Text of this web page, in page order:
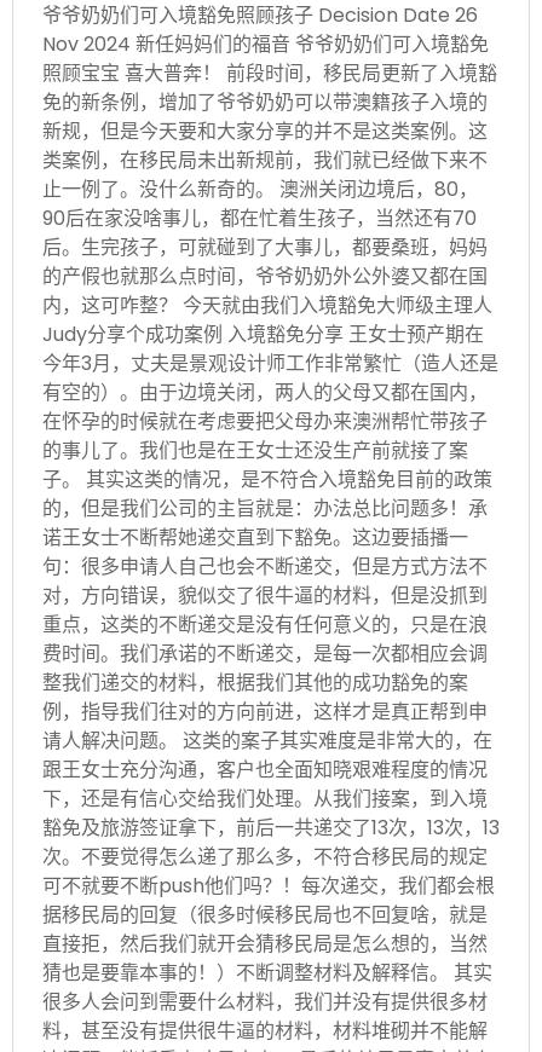
爷爷奶奶们可入境豁免照顾孩子 Decision Date 26
Nov 2024 新任妈妈们的福音 爷爷奶奶们可入境豁免
照顾宝宝 喜大普奔！ 前段时间，移民局更新了入境豁
免的新条例，增加了爷爷奶奶可以带澳籍孩子入境的
新规，但是今天要和大家分享的并不是这类案例。这
类案例，在移民局未出新规前，我们就已经做下来不
止一例了。没什么新奇的。 澳洲关闭边境后，80，
90后在家没啥事儿，都在忙着生孩子，当然还有70
后。生完孩子，可就碰到了大事儿，都要桑班，妈妈
的产假也就那么点时间，爷爷奶奶外公外婆又都在国
内，这可咋整？ 今天就由我们入境豁免大师级主理人
Judy分享个成功案例 入境豁免分享 王女士预产期在
今年3月，丈夫是景观设计师工作非常繁忙（造人还是
有空的）。由于边境关闭，两人的父母又都在国内，
在怀孕的时候就在考虑要把父母办来澳洲帮忙带孩子
的事儿了。我们也是在王女士还没生产前就接了案
子。 其实这类的情况，是不符合入境豁免目前的政策
的，但是我们公司的主旨就是：办法总比问题多！承
诺王女士不断帮她递交直到下豁免。这边要插播一
句：很多申请人自己也会不断递交，但是方式方法不
对，方向错误，貌似交了很牛逼的材料，但是没抓到
重点，这类的不断递交是没有任何意义的，只是在浪
费时间。我们承诺的不断递交，是每一次都相应会调
整我们递交的材料，根据我们其他的成功豁免的案
例，指导我们往对的方向前进，这样才是真正帮到申
请人解决问题。 这类的案子其实难度是非常大的，在
跟王女士充分沟通，客户也全面知晓艰难程度的情况
下，还是有信心交给我们处理。从我们接案，到入境
豁免及旅游签证拿下，前后一共递交了13次，13次，13
次。不要觉得怎么递了那么多，不符合移民局的规定
可不就要不断push他们吗？！每次递交，我们都会根
据移民局的回复（很多时候移民局也不回复啥，就是
直接拒，然后我们就开会猜移民局是怎么想的，当然
猜也是要靠本事的！）不断调整材料及解释信。 其实
很多人会问到需要什么材料，我们并没有提供很多材
料，甚至没有提供很牛逼的材料，材料堆砌并不能解